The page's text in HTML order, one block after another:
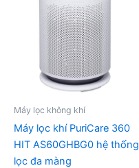
Máy lọc không khí
Máy lọc khí PuriCare 360
HIT AS60GHBG0 hệ thống
lọc đa màng